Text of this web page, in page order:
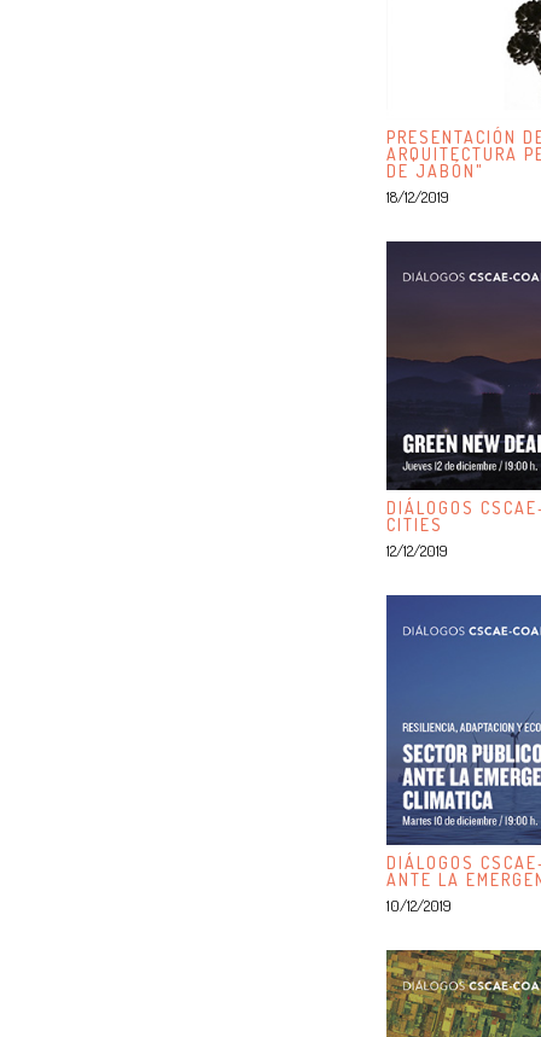
PRESENTACIÓN
ARQUITECTURA
DE JABÓN"
18/12/2019
DIÁLOGOS
CITIES
12/12/2019
DIÁLOGOS
ANTE LA
10/12/2019